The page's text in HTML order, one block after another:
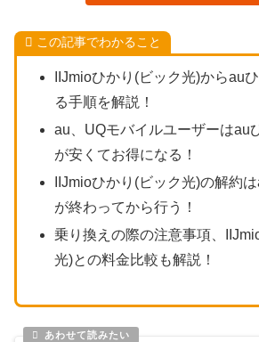
この記事でわかること
IIJmioひかり(ビック光)からau
る手順を解説！
au、UQモバイルユーザーはau
が安くてお得になる！
IIJmioひかり(ビック光)の解約
が終わってから行う！
乗り換えの際の注意事項、
光)との料金比較も解説！